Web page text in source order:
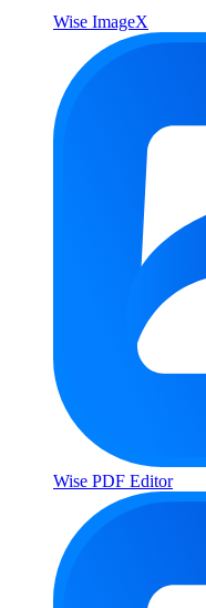
Wise ImageX
Wise PDF Editor